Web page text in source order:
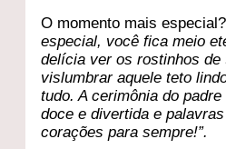
O momento mais
especial, você fica meio
delícia ver os rostinhos
vislumbrar aquele teto
tudo. A cerimônia do
doce e divertida e
corações para sempre!”.